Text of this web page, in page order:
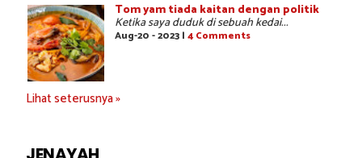
Tom yam tiada kaitan dengan politik
Ketika saya duduk di sebuah kedai...
Aug-20 - 2023 | 4 Comments
Lihat seterusnya »